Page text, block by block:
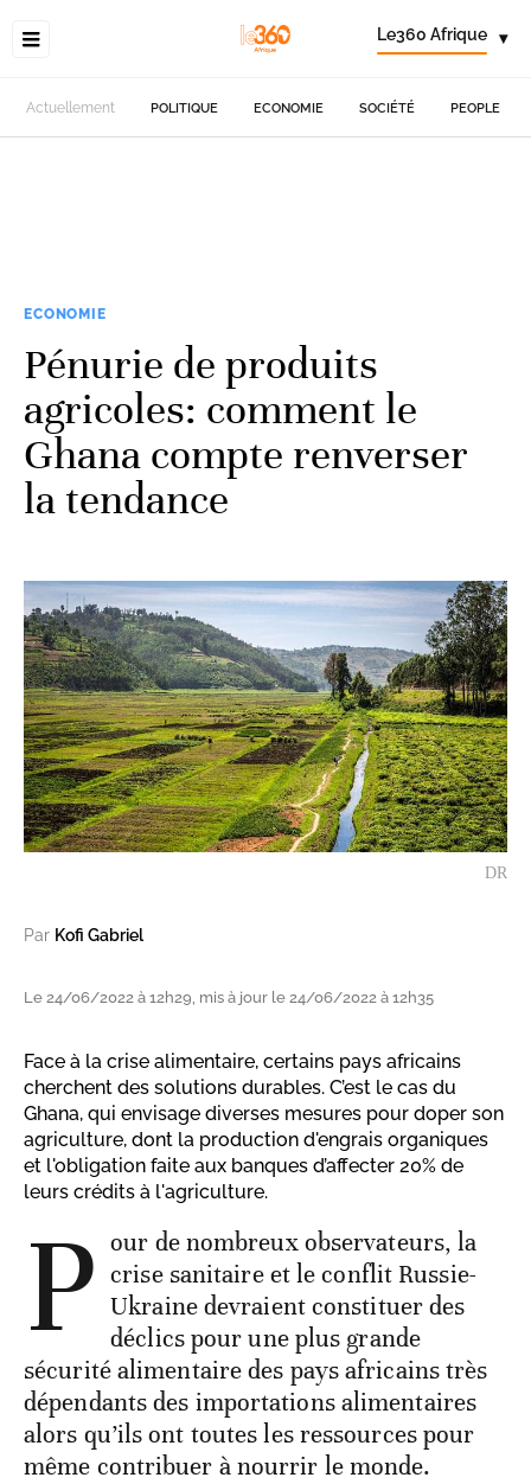
Le360 Afrique ▾
Actuellement POLITIQUE ECONOMIE SOCIÉTÉ PEOPLE
ECONOMIE
Pénurie de produits
agricoles: comment le
Ghana compte renverser
la tendance
DR
Par Kofi Gabriel
Le 24/06/2022 à 12h29, mis à jour le 24/06/2022 à 12h35
Face à la crise alimentaire, certains pays africains
cherchent des solutions durables. C’est le cas du
Ghana, qui envisage diverses mesures pour doper son
agriculture, dont la production d'engrais organiques
et l'obligation faite aux banques d’affecter 20% de
leurs crédits à l'agriculture.
P our de nombreux observateurs, la
crise sanitaire et le conflit Russie-
Ukraine devraient constituer des
déclics pour une plus grande
sécurité alimentaire des pays africains très
dépendants des importations alimentaires
alors qu’ils ont toutes les ressources pour
même contribuer à nourrir le monde.